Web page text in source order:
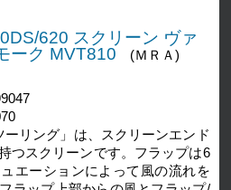
620 スクリーン ヴァ
ーク MVT810
(ＭＲＡ)
ーリング」は、スクリーンエンド
つスクリーンです。フラップは6
エーションによって風の流れを